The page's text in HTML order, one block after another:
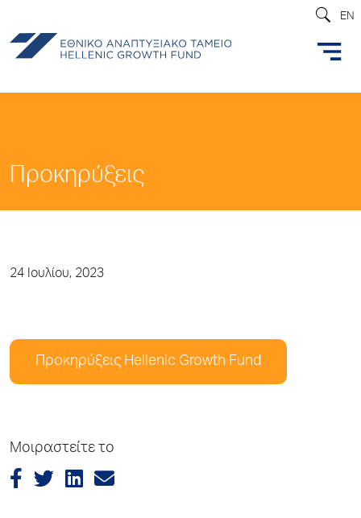
EN
Προκηρύξεις
24 Ιουλίου, 2023
Προκηρύξεις Hellenic Growth Fund
Μοιραστείτε το